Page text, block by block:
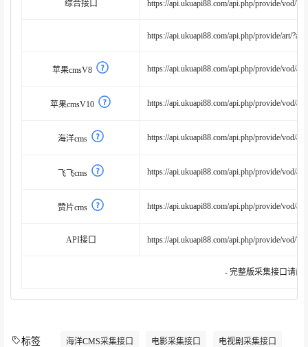
综合接口 https://api.ukuapi88.com/api.php/provide/vod/
https://api.ukuapi88.com/api.php/provide/art/
苹果cmsV8 https://api.ukuapi88.com/api.php/provide/vod/at/
苹果cmsV10 https://api.ukuapi88.com/api.php/provide/vod/at/
海洋cms https://api.ukuapi88.com/api.php/provide/vod/at/
飞飞cms https://api.ukuapi88.com/api.php/provide/vod/at/
赞片cms https://api.ukuapi88.com/api.php/provide/vod/at/
API接口 https://api.ukuapi88.com/api.php/provide/vod/
- 完整版采集接口请
标签 海洋CMS采集接口 电影采集接口 电视剧采集接口